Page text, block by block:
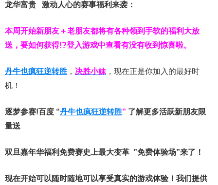
龙华富贵 激动人心的赛事福利来袭：
本周开始新朋友＋老朋友都将有各种领到手软的福利大放
送，要如何获得!?登入游戏中查看有没有收到惊喜啦。
丹牛也疯狂逆转胜 ， 决胜小妹 ，现在正是你加入的最好时
机！
逐梦参赛!百度 “丹牛也疯狂逆转胜” 了解更多活跃新朋友限
量送
双旦嘉年华福利免费赛史上最大变革 ”免费体验场”来了！
现在开始可以随时随地可以享受真实的游戏体验！我们提供